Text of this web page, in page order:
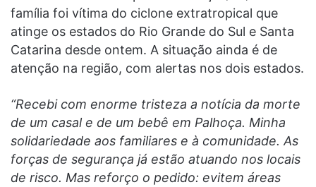
família foi vítima do ciclone extratropical que
atinge os estados do Rio Grande do Sul e Santa
Catarina desde ontem. A situação ainda é de
atenção na região, com alertas nos dois estados.
“Recebi com enorme tristeza a notícia da morte
de um casal e de um bebê em Palhoça. Minha
solidariedade aos familiares e à comunidade. As
forças de segurança já estão atuando nos locais
de risco. Mas reforço o pedido: evitem áreas